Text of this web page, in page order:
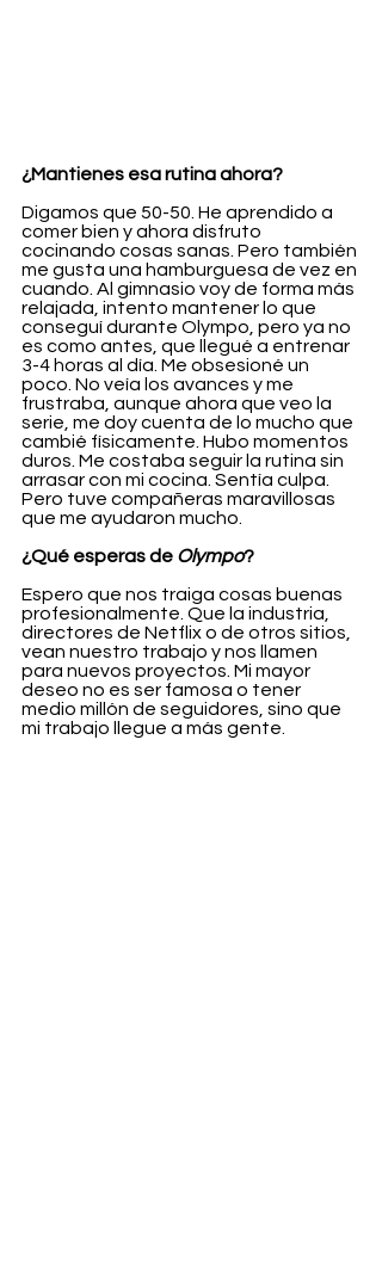
¿Mantienes esa rutina ahora?
Digamos que 50-50. He aprendido a
comer bien y ahora disfruto
cocinando cosas sanas. Pero también
me gusta una hamburguesa de vez en
cuando. Al gimnasio voy de forma más
relajada, intento mantener lo que
conseguí durante Olympo, pero ya no
es como antes, que llegué a entrenar
3-4 horas al día. Me obsesioné un
poco. No veía los avances y me
frustraba, aunque ahora que veo la
serie, me doy cuenta de lo mucho que
cambié físicamente. Hubo momentos
duros. Me costaba seguir la rutina sin
arrasar con mi cocina. Sentía culpa.
Pero tuve compañeras maravillosas
que me ayudaron mucho.
¿Qué esperas de Olympo?
Espero que nos traiga cosas buenas
profesionalmente. Que la industria,
directores de Netflix o de otros sitios,
vean nuestro trabajo y nos llamen
para nuevos proyectos. Mi mayor
deseo no es ser famosa o tener
medio millón de seguidores, sino que
mi trabajo llegue a más gente.